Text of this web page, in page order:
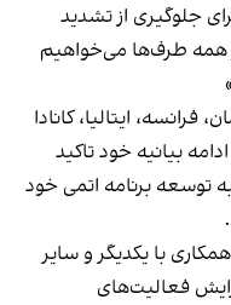
جلوگیری از تشدید
همه طرف‌ها می‌خواهیم
فرانسه، ایتالیا، کانادا
بیانیه خود تاکید
توسعه برنامه اتمی خود
با یکدیگر و سایر
فعالیت‌های